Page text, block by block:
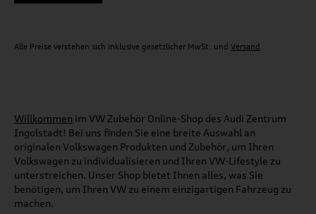
Alle Preise verstehen sich inklusive gesetzlicher MwSt. und Versand
Willkommen im VW Zubehör Online-Shop des Audi Zentrum
Ingolstadt! Bei uns finden Sie eine breite Auswahl an
originalen Volkswagen Produkten und Zubehör, um Ihren
Volkswagen zu individualisieren und Ihren VW-Lifestyle zu
unterstreichen. Unser Shop bietet Ihnen alles, was Sie
benötigen, um Ihren VW zu einem einzigartigen Fahrzeug zu
machen.